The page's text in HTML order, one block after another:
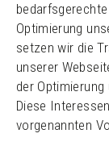
Optimierung
setzen wir die
unserer
der
Diese
vorgenannten